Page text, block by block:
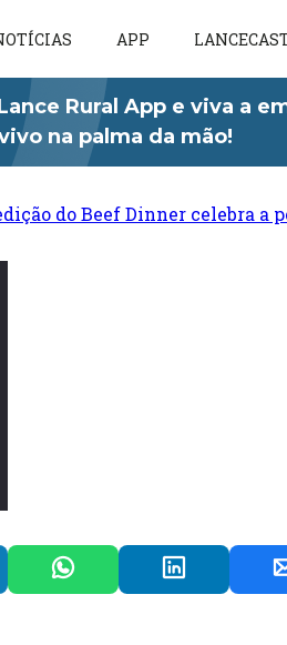
APP
Rural App e viva a
na palma da mão!
do Beef Dinner celebra a